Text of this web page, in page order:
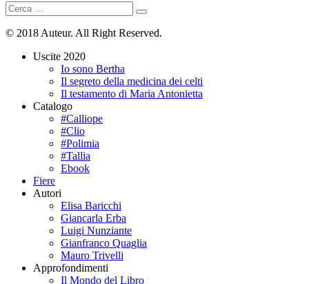
Cerca:
Cerca
© 2018 Auteur. All Right Reserved.
Uscite 2020
Io sono Bertha
Il segreto della medicina dei celti
Il testamento di Maria Antonietta
Catalogo
#Calliope
#Clio
#Polimia
#Tallia
Ebook
Fiere
Autori
Elisa Baricchi
Giancarla Erba
Luigi Nunziante
Gianfranco Quaglia
Mauro Trivelli
Approfondimenti
Il Mondo del Libro